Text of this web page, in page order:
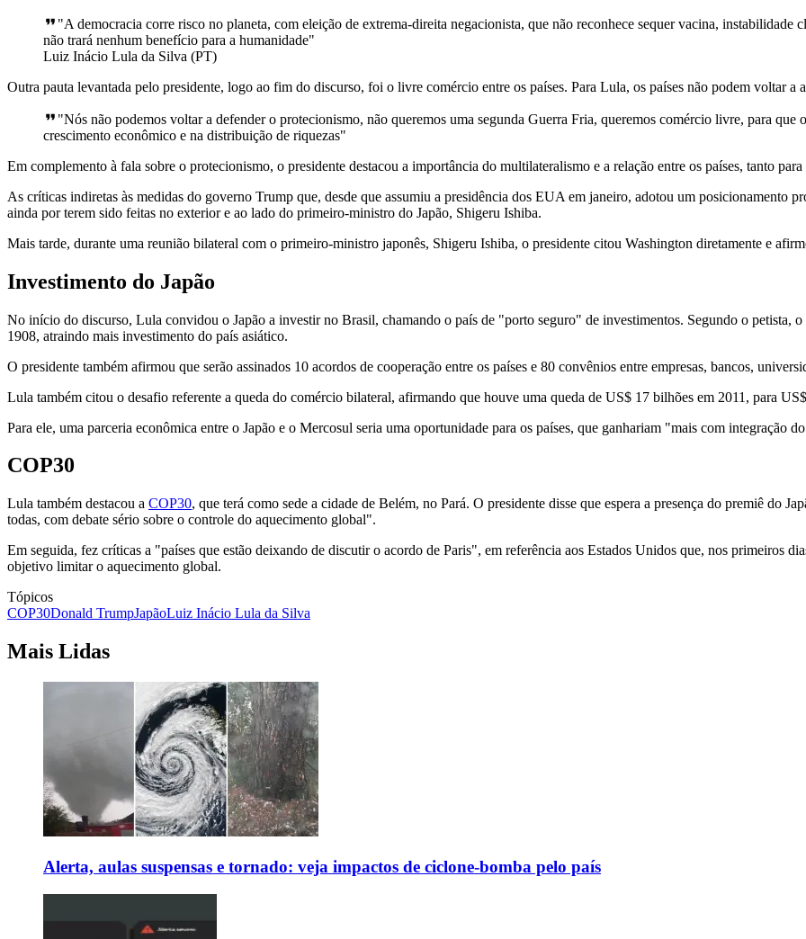
"A democracia corre risco no planeta, com eleição de extrema-direita negacionista, que não reconhece sequer vacina,
não trará nenhum benefício para a humanidade"
Luiz Inácio Lula da Silva (PT)
Outra pauta levantada pelo presidente, logo ao fim do discurso, foi o livre comércio entre os países. Para Lula, os países não podem voltar a
"Nós não podemos voltar a defender o protecionismo, não queremos uma segunda Guerra Fria, queremos comércio livre, para que
crescimento econômico e na distribuição de riquezas"
Em complemento à fala sobre o protecionismo, o presidente destacou a importância do multilateralismo e a relação entre os países, tanto
As críticas indiretas às medidas do governo Trump que, desde que assumiu a presidência dos EUA em janeiro, adotou um posicionamento
ainda por terem sido feitas no exterior e ao lado do primeiro-ministro do Japão, Shigeru Ishiba.
Mais tarde, durante uma reunião bilateral com o primeiro-ministro japonês, Shigeru Ishiba, o presidente citou Washington diretamente e
Investimento do Japão
No início do discurso, Lula convidou o Japão a investir no Brasil, chamando o país de "porto seguro" de investimentos. Segundo o petista,
1908, atraindo mais investimento do país asiático.
O presidente também afirmou que serão assinados 10 acordos de cooperação entre os países e 80 convênios entre empresas, bancos,
Lula também citou o desafio referente a queda do comércio bilateral, afirmando que houve uma queda de US$ 17 bilhões em 2011, para
Para ele, uma parceria econômica entre o Japão e o Mercosul seria uma oportunidade para os países, que ganhariam "mais com integração
COP30
Lula também destacou a COP30, que terá como sede a cidade de Belém, no Pará. O presidente disse que espera a presença do premiê do
todas, com debate sério sobre o controle do aquecimento global".
Em seguida, fez críticas a "países que estão deixando de discutir o acordo de Paris", em referência aos Estados Unidos que, nos primeiros
objetivo limitar o aquecimento global.
Tópicos
COP30Donald TrumpJapãoLuiz Inácio Lula da Silva
Mais Lidas
Alerta, aulas suspensas e tornado: veja impactos de ciclone-bomba pelo país